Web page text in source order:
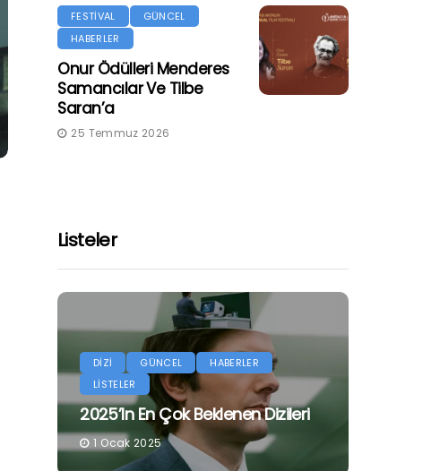
FESTİVAL
GÜNCEL
HABERLER
Onur Ödülleri Menderes
Samancılar Ve Tilbe
Saran’a
25 Temmuz 2026
Listeler
DİZİ GÜNCEL
HABERLER
LİSTELER
2025’in En Çok Beklenen Dizileri
1 Ocak 2025